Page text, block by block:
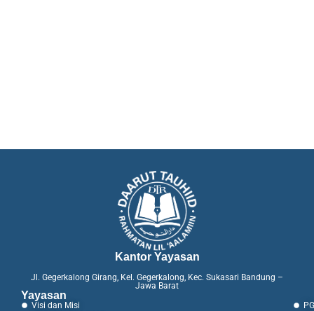
Kantor Yayasan
Jl. Gegerkalong Girang, Kel. Gegerkalong, Kec. Sukasari Bandung –
Jawa Barat
Yayasan
Visi dan Misi